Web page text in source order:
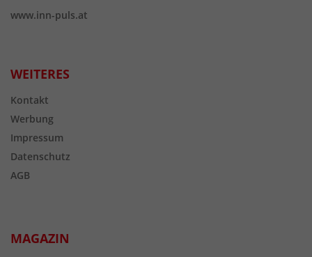
www.inn-puls.at
WEITERES
Kontakt
Werbung
Impressum
Datenschutz
AGB
MAGAZIN